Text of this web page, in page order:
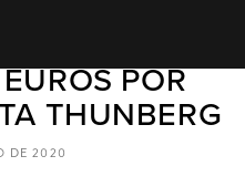
AUTO-DONA
POR
THUNBERG
DE 2020